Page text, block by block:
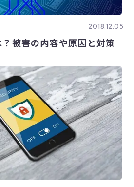
2018.12.05
被害の内容や原因と対策